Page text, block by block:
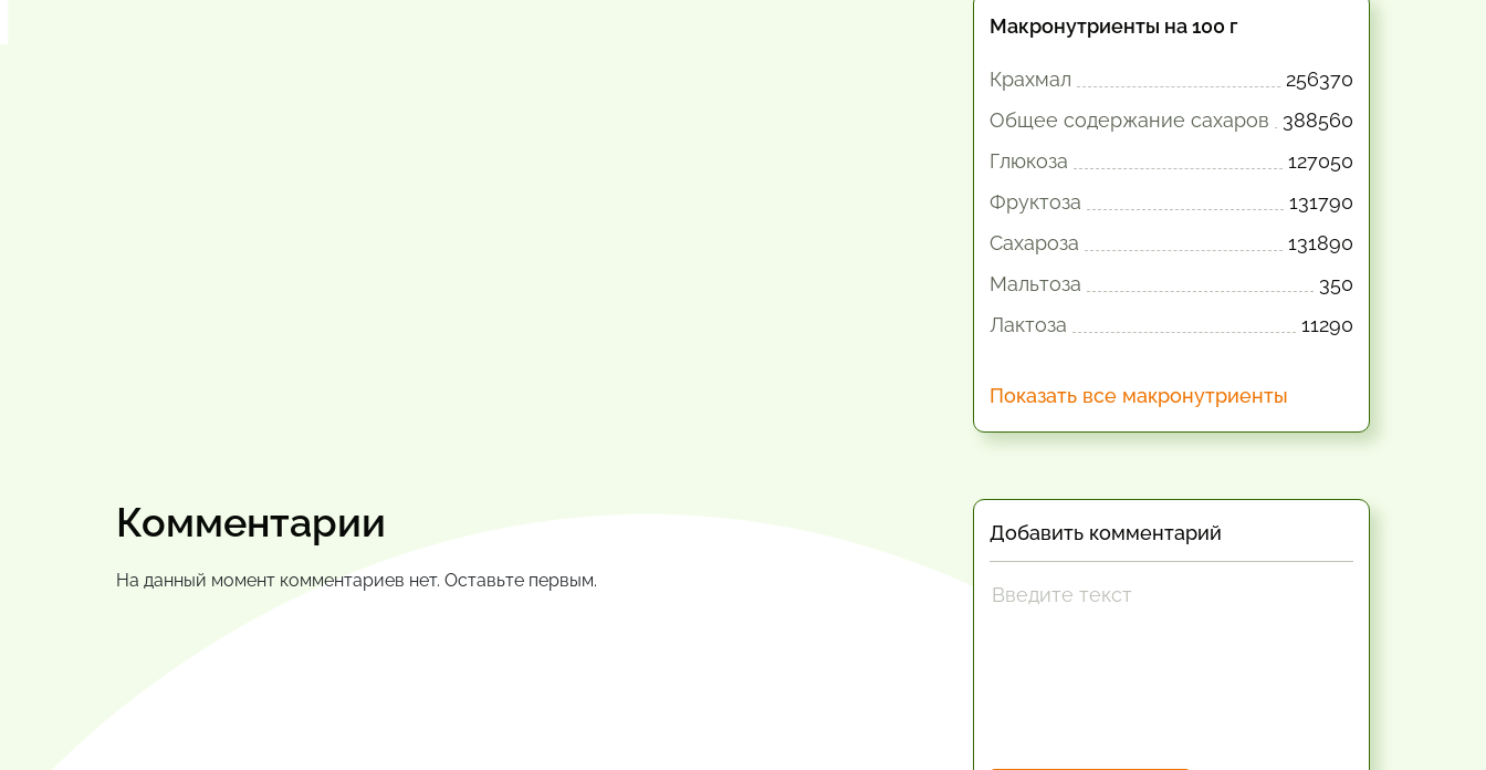
Макронутриенты на 100 г
Крахмал
256370
Общее содержание сахаров
388560
Глюкоза
127050
Фруктоза
131790
Сахароза
131890
Мальтоза
350
Лактоза
11290
Показать все макронутриенты
Комментарии
На данный момент комментариев нет. Оставьте первым.
Добавить комментарий